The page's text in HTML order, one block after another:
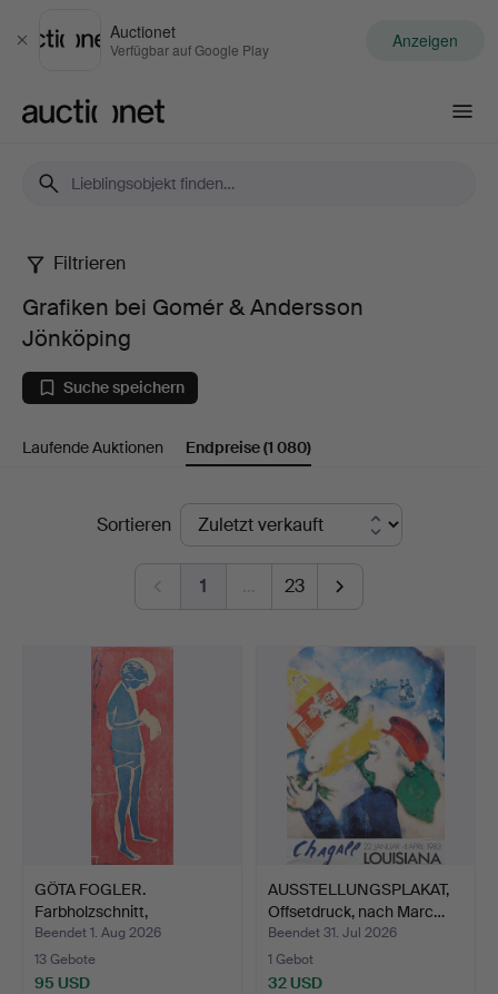
Schließen
Auctionet
Verfügbar auf Google Play Anzeigen
Grafiken
bei
Gomér
Jönköping
Filtrieren
Grafiken bei Gomér & Andersson
Jönköping
Suche speichern
Laufende Auktionen Endpreise(1 080)
EndpreiseSortieren
1 … 23
GÖTA FOGLER.
Farbholzschnitt,
Kinderporträ…
Beendet 1. Aug 2026
13 Gebote
95 USD
AUSSTELLUNGSPLAKAT,
Offsetdruck, nach Marc…
Beendet 31. Jul 2026
1 Gebot
32 USD